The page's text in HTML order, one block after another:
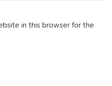
in this browser for the